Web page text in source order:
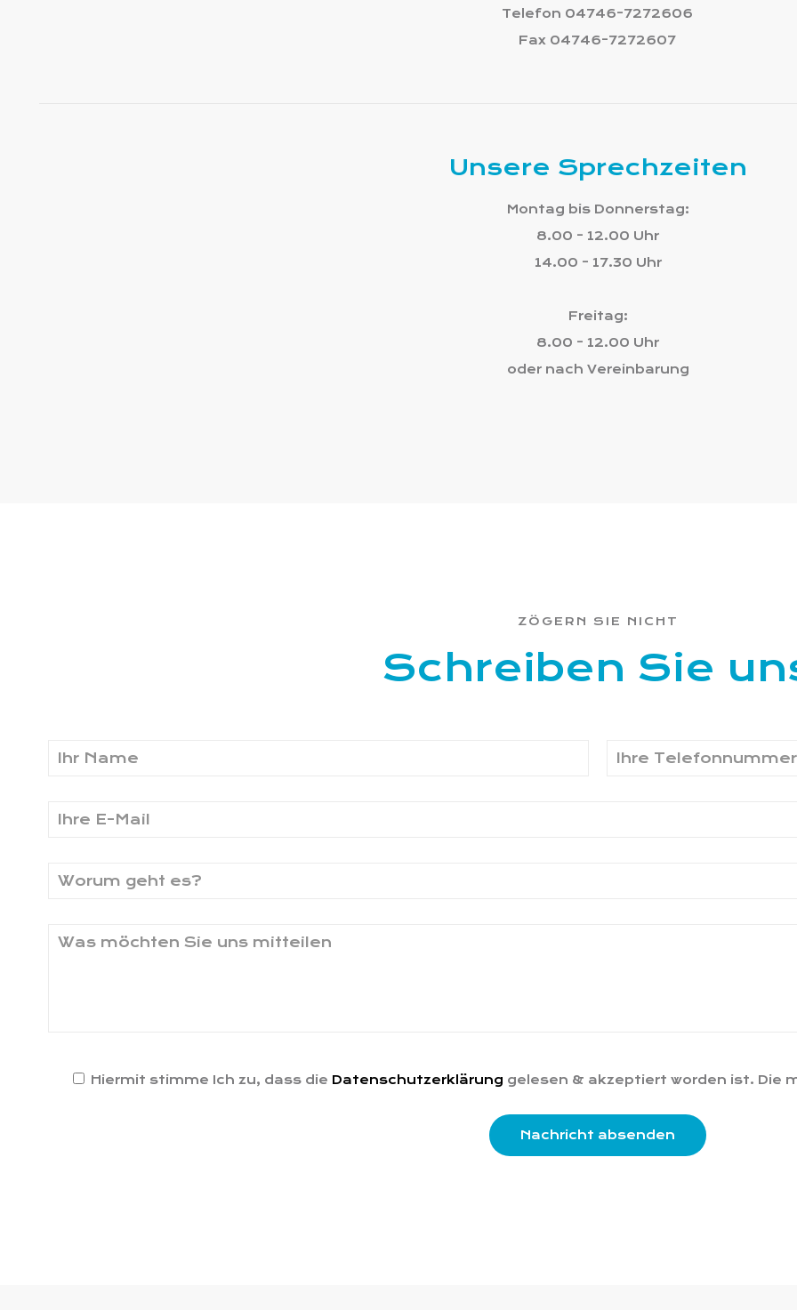
Telefon 04746-7272606
Fax 04746-7272607
Unsere Sprechzeiten
Montag bis Donnerstag:
8.00 - 12.00 Uhr
14.00 - 17.30 Uhr
Freitag:
8.00 - 12.00 Uhr
oder nach Vereinbarung
ZÖGERN SIE NICHT
Schreiben Sie
Hiermit stimme Ich zu, dass die Datenschutzerklärung gelesen & akzeptiert worden ist. Die